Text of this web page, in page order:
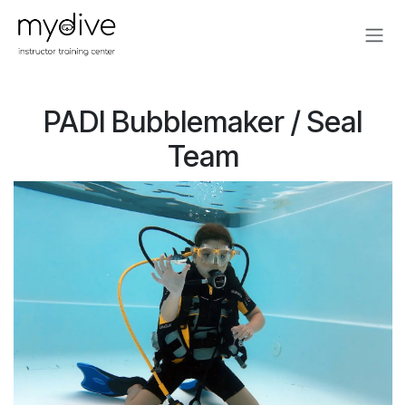
Zum Inhalt springen
PADI Bubblemaker / Seal
Team